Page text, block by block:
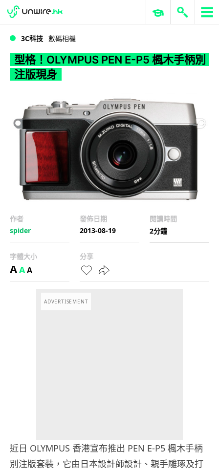
WWDC 2026 ERP 與商業 AI
3C科技 數碼相機
型格！OLYMPUS PEN E-P5 楓木手柄別
注版現身
作者
spider
發佈日期
2013-08-19
閱讀時間
2分鐘
字體大小
AAA
分享
ADVERTISEMENT
近日 OLYMPUS 香港宣布推出 PEN E-P5 楓木手柄
別注版套裝，它由日本設計師設計、親手雕琢及打